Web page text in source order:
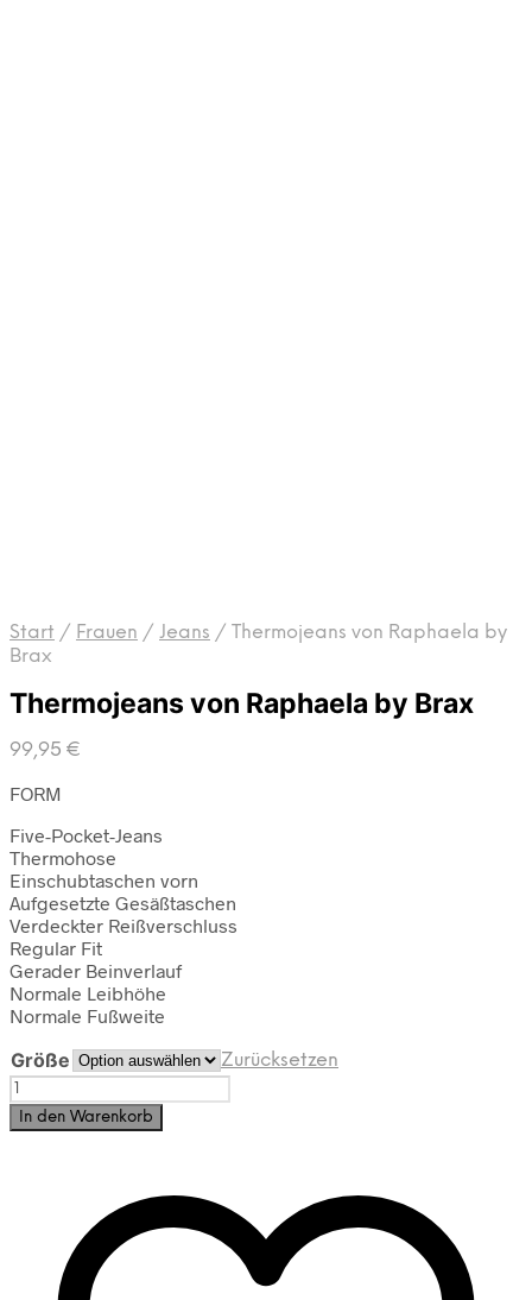
Start / Frauen / Jeans / Thermojeans von Raphaela by
Brax
Thermojeans von Raphaela by Brax
99,95 €
FORM
Five-Pocket-Jeans
Thermohose
Einschubtaschen vorn
Aufgesetzte Gesäßtaschen
Verdeckter Reißverschluss
Regular Fit
Gerader Beinverlauf
Normale Leibhöhe
Normale Fußweite
Größe
Zurücksetzen
Thermojeans
von
Raphaela
In den Warenkorb